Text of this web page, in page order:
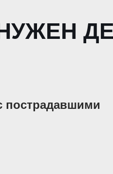
пострадавшими